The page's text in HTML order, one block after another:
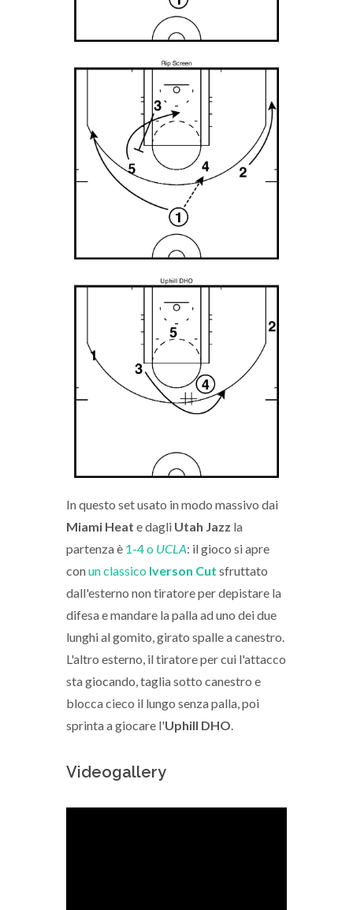
In questo set usato in modo massivo dai
Miami Heat e dagli Utah Jazz la
partenza è 1-4 o UCLA: il gioco si apre
conun classico Iverson Cut sfruttato
dall'esterno non tiratore per depistare la
difesa e mandare la palla ad uno dei due
lunghi al gomito, girato spalle a canestro.
L'altro esterno, il tiratore per cui l'attacco
sta giocando, taglia sotto canestro e
blocca cieco il lungo senza palla, poi
sprinta a giocare l'Uphill DHO.
Videogallery